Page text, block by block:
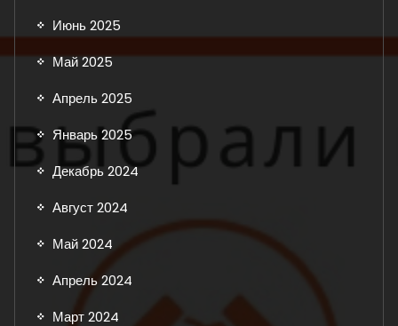
Июнь 2025
Май 2025
Апрель 2025
Январь 2025
Декабрь 2024
Август 2024
Май 2024
Апрель 2024
Март 2024